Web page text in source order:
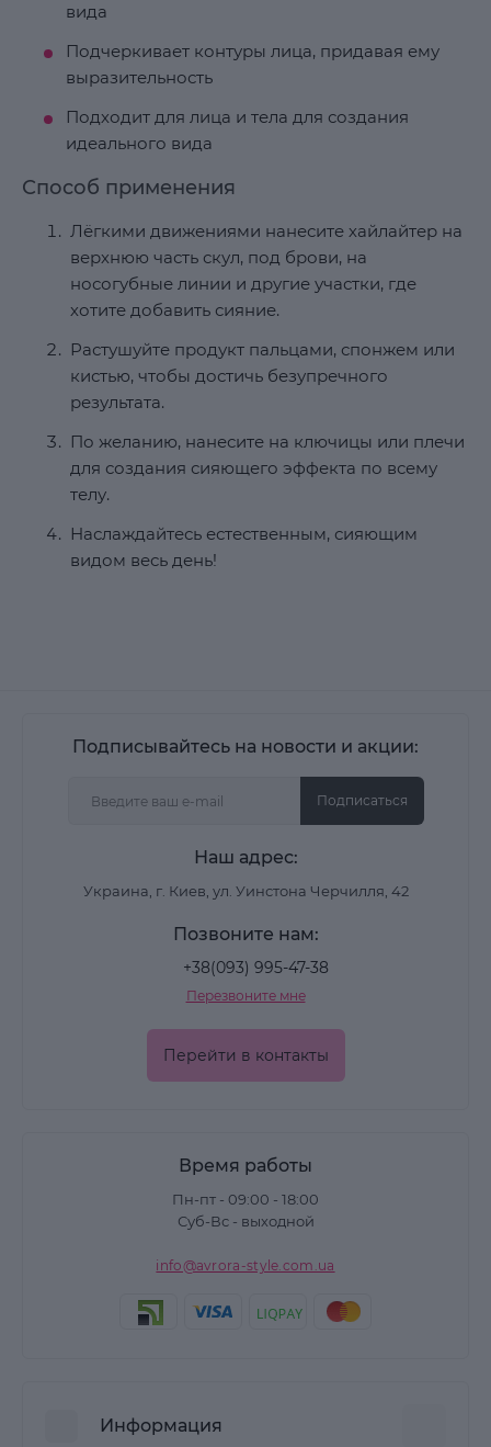
вида
Подчеркивает контуры лица, придавая ему
выразительность
Подходит для лица и тела для создания
идеального вида
Способ применения
Лёгкими движениями нанесите хайлайтер на
верхнюю часть скул, под брови, на
носогубные линии и другие участки, где
хотите добавить сияние.
Растушуйте продукт пальцами, спонжем или
кистью, чтобы достичь безупречного
результата.
По желанию, нанесите на ключицы или плечи
для создания сияющего эффекта по всему
телу.
Наслаждайтесь естественным, сияющим
видом весь день!
Подписывайтесь на новости и акции:
Подписаться
Наш адрес:
Украина, г. Киев, ул. Уинстона Черчилля, 42
Позвоните нам:
+38(093) 995-47-38
Перезвоните мне
Перейти в контакты
Время работы
Пн-пт - 09:00 - 18:00
Суб-Вс - выходной
info@avrora-style.com.ua
Информация